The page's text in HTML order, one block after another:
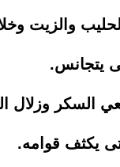
والزيت
يتجانس.
السكر وزلال
يكثف قوامه.